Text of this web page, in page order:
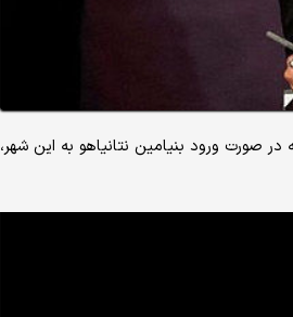
صورت ورود بنیامین نتانیاهو به این شهر،